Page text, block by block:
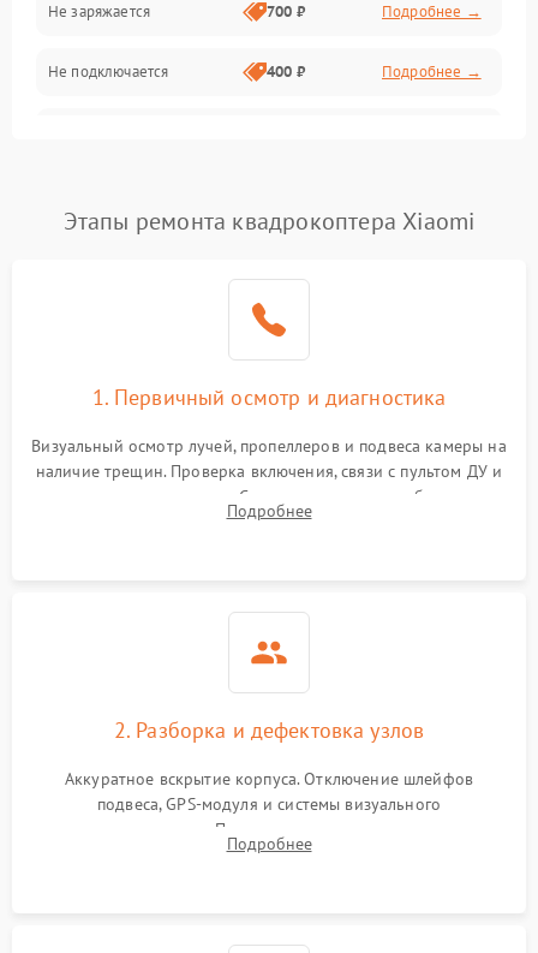
Не заряжается 700 ₽ Подробнее →
Не подключается 400 ₽ Подробнее →
Этапы ремонта квадрокоптера Xiaomi
1. Первичный осмотр и диагностика
Визуальный осмотр лучей, пропеллеров и подвеса камеры на
наличие трещин. Проверка включения, связи с пультом ДУ и
передачи видеосигнала. Считывание логов ошибок через
полетное ПО для определения характера неисправности.
Подробнее
2. Разборка и дефектовка узлов
Аккуратное вскрытие корпуса. Отключение шлейфов
подвеса, GPS-модуля и системы визуального
позиционирования. Проверка полетного контроллера,
регуляторов оборотов (ESC) и бесколлекторных моторов на
Подробнее